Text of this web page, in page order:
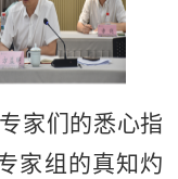
家们的悉心指
家组的真知灼